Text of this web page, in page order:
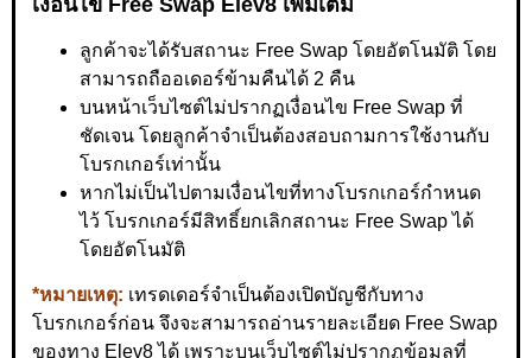
ลูกค้าจะได้รับสถานะ Free Swap โดยอัตโนมัติ โดย
สามารถถืออเดอร์ข้ามคืนได้ 2 คืน
บนหน้าเว็บไซต์ไม่ปรากฏเงื่อนไข Free Swap ที่
ชัดเจน โดยลูกค้าจำเป็นต้องสอบถามการใช้งานกับ
โบรกเกอร์เท่านั้น
หากไม่เป็นไปตามเงื่อนไขที่ทางโบรกเกอร์กำหนด
ไว้ โบรกเกอร์มีสิทธิ์ยกเลิกสถานะ Free Swap ได้
โดยอัตโนมัติ
*หมายเหตุ: เทรดเดอร์จำเป็นต้องเปิดบัญชีกับทาง
โบรกเกอร์ก่อน จึงจะสามารถอ่านรายละเอียด Free Swap
ของทาง Elev8 ได้ เพราะบนเว็บไซต์ไม่ปรากฏข้อมูลที่